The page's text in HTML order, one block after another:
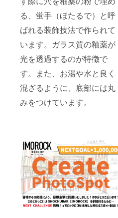
る、蛍手（ほたるで）と呼
ばれる装飾技法で作られて
います。ガラス質の釉薬が
光を透過するのが特徴で
す。また、お湯や水と良く
混ざるように、底部には丸
みをつけています。